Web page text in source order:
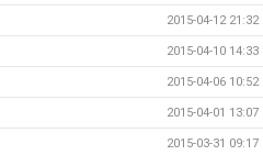
2015-04-12 21:32
2015-04-10 14:33
2015-04-06 10:52
2015-04-01 13:07
2015-03-31 09:17